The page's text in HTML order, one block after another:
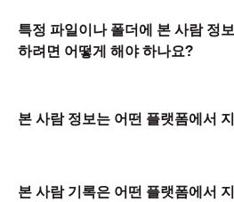
특정 파일이나 폴더에 본 사람 정
하려면 어떻게 해야 하나요?
본 사람 정보는 어떤 플랫폼에서
본 사람 기록은 어떤 플랫폼에서